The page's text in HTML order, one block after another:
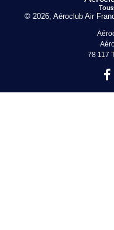
© 2026, Aéroclub Air
78 117